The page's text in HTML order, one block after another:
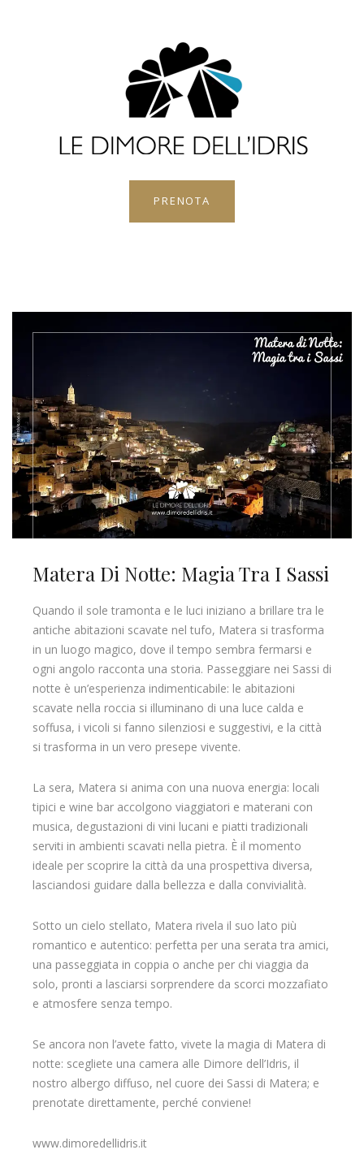
PRENOTA
Matera Di Notte: Magia Tra I Sassi
Quando il sole tramonta e le luci iniziano a brillare tra le
antiche abitazioni scavate nel tufo, Matera si trasforma
in un luogo magico, dove il tempo sembra fermarsi e
ogni angolo racconta una storia. Passeggiare nei Sassi di
notte è un’esperienza indimenticabile: le abitazioni
scavate nella roccia si illuminano di una luce calda e
soffusa, i vicoli si fanno silenziosi e suggestivi, e la città
si trasforma in un vero presepe vivente.
La sera, Matera si anima con una nuova energia: locali
tipici e wine bar accolgono viaggiatori e materani con
musica, degustazioni di vini lucani e piatti tradizionali
serviti in ambienti scavati nella pietra. È il momento
ideale per scoprire la città da una prospettiva diversa,
lasciandosi guidare dalla bellezza e dalla convivialità.
Sotto un cielo stellato, Matera rivela il suo lato più
romantico e autentico: perfetta per una serata tra amici,
una passeggiata in coppia o anche per chi viaggia da
solo, pronti a lasciarsi sorprendere da scorci mozzafiato
e atmosfere senza tempo.
Se ancora non l’avete fatto, vivete la magia di Matera di
notte: scegliete una camera alle Dimore dell’Idris, il
nostro albergo diffuso, nel cuore dei Sassi di Matera; e
prenotate direttamente, perché conviene!
www.dimoredellidris.it